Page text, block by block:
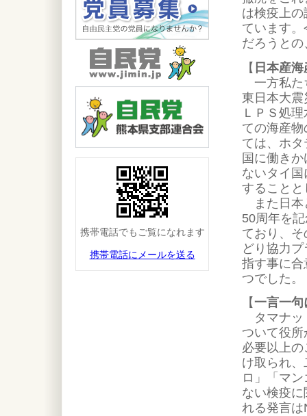
携帯電話でもご覧になれます
携帯電話にメールを送る
は検疫上
ています
だろうと
【 日本産
一方私た
東日本大
ＬＰＳ処
ての海産
ては、ホ
国に働き
ないタイ
すること
また日本
50周年を
ており、
どり協力
指す事に
つでした。
【一言一句
タマナッ
ついて役
必要以上
け取られ
ロ」「マ
ない検疫
れる発言